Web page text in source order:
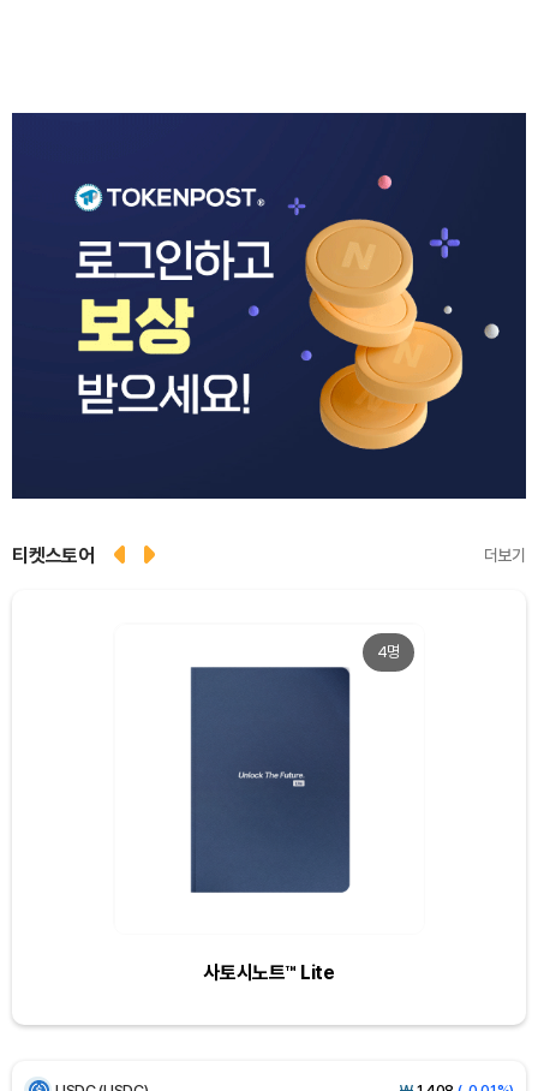
티켓스토어 더보기
4명
사토시노트™ Lite
BNB (BNB) ₩837,111(+0.77%)